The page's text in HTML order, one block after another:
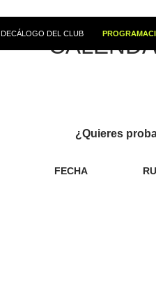
DECÁLOGO DEL CLUB
¿Quieres
FECHA